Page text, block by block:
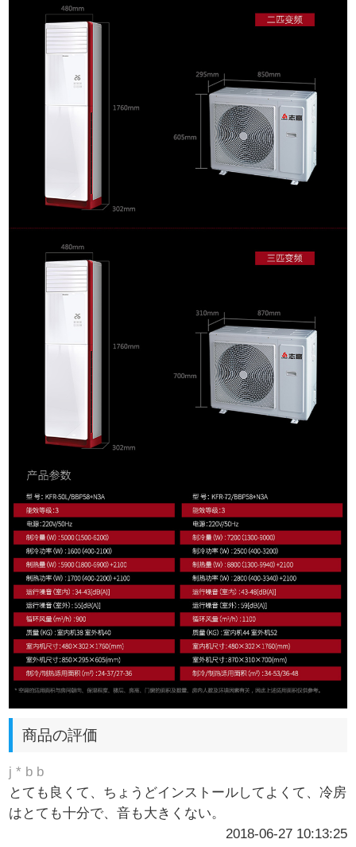
商品の評価
j * b b
とても良くて、ちょうどインストールしてよくて、冷房
はとても十分で、音も大きくない。
2018-06-27 10:13:25